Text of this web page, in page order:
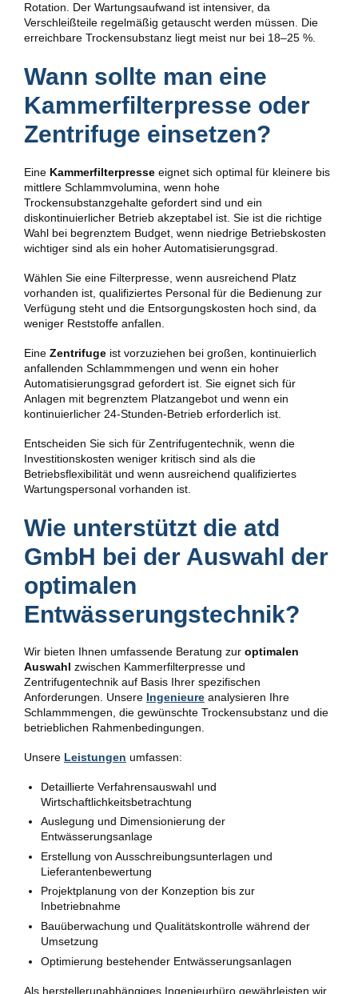
Rotation. Der Wartungsaufwand ist intensiver, da
Verschleißteile regelmäßig getauscht werden müssen. Die
erreichbare Trockensubstanz liegt meist nur bei 18–25 %.
Wann sollte man eine
Kammerfilterpresse oder
Zentrifuge einsetzen?
Eine Kammerfilterpresse eignet sich optimal für kleinere bis
mittlere Schlammvolumina, wenn hohe
Trockensubstanzgehalte gefordert sind und ein
diskontinuierlicher Betrieb akzeptabel ist. Sie ist die richtige
Wahl bei begrenztem Budget, wenn niedrige Betriebskosten
wichtiger sind als ein hoher Automatisierungsgrad.
Wählen Sie eine Filterpresse, wenn ausreichend Platz
vorhanden ist, qualifiziertes Personal für die Bedienung zur
Verfügung steht und die Entsorgungskosten hoch sind, da
weniger Reststoffe anfallen.
Eine Zentrifuge ist vorzuziehen bei großen, kontinuierlich
anfallenden Schlammmengen und wenn ein hoher
Automatisierungsgrad gefordert ist. Sie eignet sich für
Anlagen mit begrenztem Platzangebot und wenn ein
kontinuierlicher 24-Stunden-Betrieb erforderlich ist.
Entscheiden Sie sich für Zentrifugentechnik, wenn die
Investitionskosten weniger kritisch sind als die
Betriebsflexibilität und wenn ausreichend qualifiziertes
Wartungspersonal vorhanden ist.
Wie unterstützt die atd
GmbH bei der Auswahl der
optimalen
Entwässerungstechnik?
Wir bieten Ihnen umfassende Beratung zur optimalen
Auswahl zwischen Kammerfilterpresse und
Zentrifugentechnik auf Basis Ihrer spezifischen
Anforderungen. Unsere Ingenieure analysieren Ihre
Schlammmengen, die gewünschte Trockensubstanz und die
betrieblichen Rahmenbedingungen.
Unsere Leistungen umfassen:
Detaillierte Verfahrensauswahl und
Wirtschaftlichkeitsbetrachtung
Auslegung und Dimensionierung der
Entwässerungsanlage
Erstellung von Ausschreibungsunterlagen und
Lieferantenbewertung
Projektplanung von der Konzeption bis zur
Inbetriebnahme
Bauüberwachung und Qualitätskontrolle während der
Umsetzung
Optimierung bestehender Entwässerungsanlagen
Als herstellerunabhängiges Ingenieurbüro gewährleisten wir